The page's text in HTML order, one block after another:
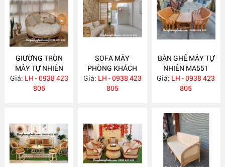
GIƯỜNG TRÒN
MÂY TỰ NHIÊN
MA563
Giá: LH - 0938 423
805
SOFA MÂY
PHÒNG KHÁCH
MA557
Giá: LH - 0938 423
805
BÀN GHẾ MÂY TỰ
NHIÊN MA551
Giá: LH - 0938 423
805